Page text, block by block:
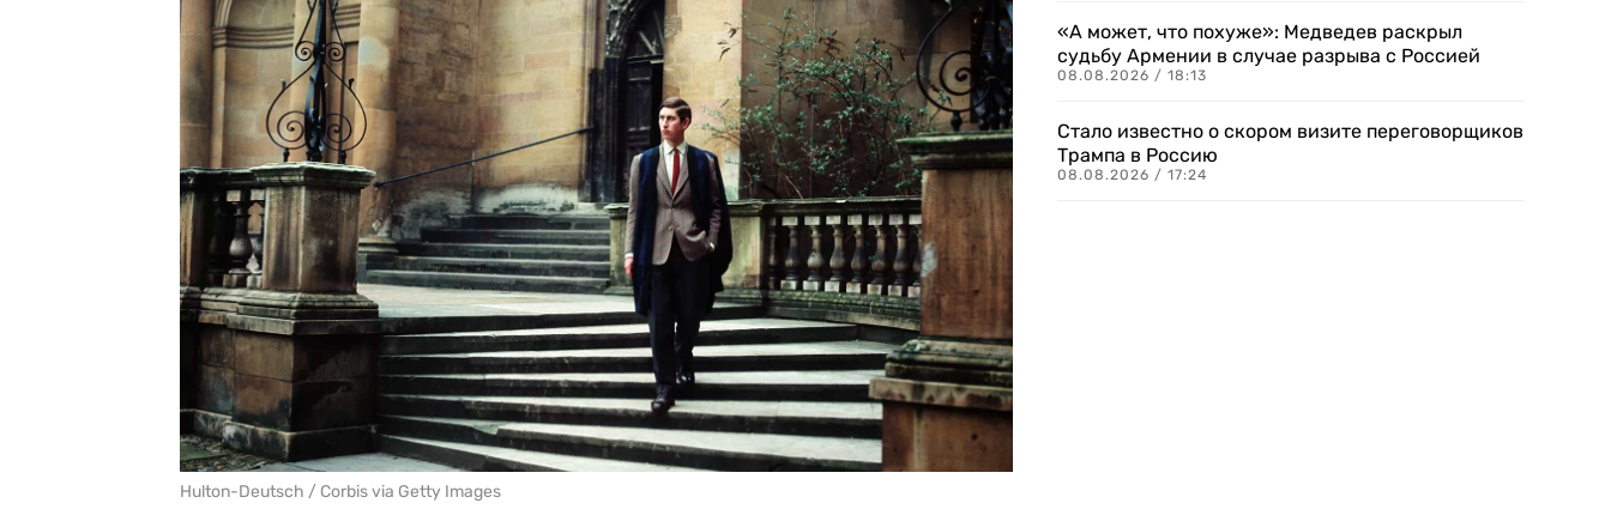
Hulton-Deutsch / Corbis via Getty Images
«А может, что похуже»: Медведев раскрыл
судьбу Армении в случае разрыва с Россией
08.08.2026 / 18:13
Стало известно о скором визите переговорщиков
Трампа в Россию
08.08.2026 / 17:24